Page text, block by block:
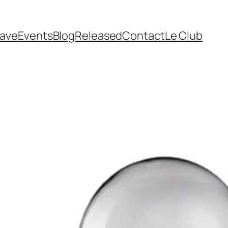
EventsBlogReleasedContactLe Club